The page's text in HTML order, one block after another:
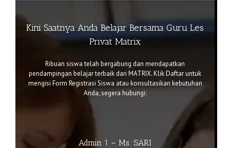
Kini Saatnya Anda Belajar Bersama Guru Les
Privat Matrix
Ribuan siswa telah bergabung dan mendapatkan
pendampingan belajar terbaik dari MATRIX. KlikDaftaruntuk
mengisi Form Registrasi Siswa atau konsultasikan kebutuhan
Anda, segera hubungi:
Admin 1 – Ms. SARI